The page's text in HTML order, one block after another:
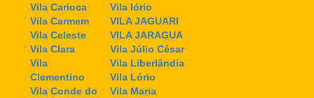
Vila Carioca
Vila Carmem
Vila Celeste
Vila Clara
Vila
Clementino
Vila Conde do
Vila Iório
VILA JAGUARI
VILA JARAGUA
Vila Júlio César
Vila Liberlândia
Vila Lório
Vila Maria